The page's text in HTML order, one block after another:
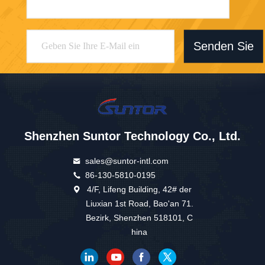
Senden Sie
Shenzhen Suntor Technology Co., Ltd.
sales@suntor-intl.com
86-130-5810-0195
4/F, Lifeng Building, 42# der
Liuxian 1st Road, Bao'an 71.
Bezirk, Shenzhen 518101, C
hina